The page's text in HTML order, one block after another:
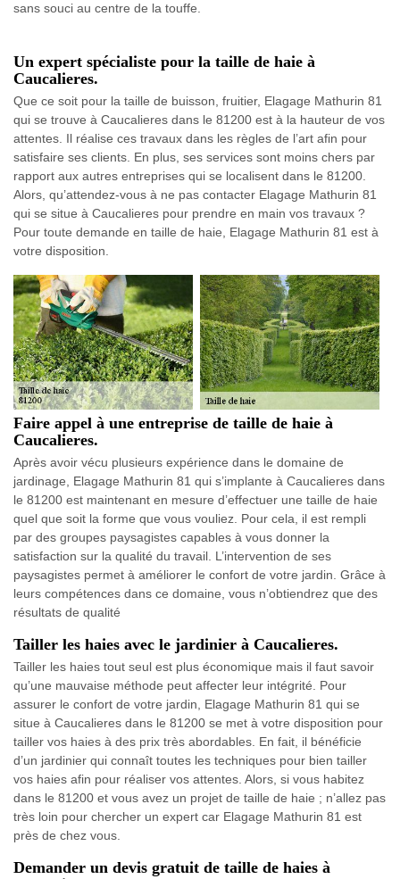
sans souci au centre de la touffe.
Un expert spécialiste pour la taille de haie à
Caucalieres.
Que ce soit pour la taille de buisson, fruitier, Elagage Mathurin 81
qui se trouve à Caucalieres dans le 81200 est à la hauteur de vos
attentes. Il réalise ces travaux dans les règles de l’art afin pour
satisfaire ses clients. En plus, ses services sont moins chers par
rapport aux autres entreprises qui se localisent dans le 81200.
Alors, qu’attendez-vous à ne pas contacter Elagage Mathurin 81
qui se situe à Caucalieres pour prendre en main vos travaux ?
Pour toute demande en taille de haie, Elagage Mathurin 81 est à
votre disposition.
Faire appel à une entreprise de taille de haie à
Caucalieres.
Après avoir vécu plusieurs expérience dans le domaine de
jardinage, Elagage Mathurin 81 qui s’implante à Caucalieres dans
le 81200 est maintenant en mesure d’effectuer une taille de haie
quel que soit la forme que vous vouliez. Pour cela, il est rempli
par des groupes paysagistes capables à vous donner la
satisfaction sur la qualité du travail. L’intervention de ses
paysagistes permet à améliorer le confort de votre jardin. Grâce à
leurs compétences dans ce domaine, vous n’obtiendrez que des
résultats de qualité
Tailler les haies avec le jardinier à Caucalieres.
Tailler les haies tout seul est plus économique mais il faut savoir
qu’une mauvaise méthode peut affecter leur intégrité. Pour
assurer le confort de votre jardin, Elagage Mathurin 81 qui se
situe à Caucalieres dans le 81200 se met à votre disposition pour
tailler vos haies à des prix très abordables. En fait, il bénéficie
d’un jardinier qui connaît toutes les techniques pour bien tailler
vos haies afin pour réaliser vos attentes. Alors, si vous habitez
dans le 81200 et vous avez un projet de taille de haie ; n’allez pas
très loin pour chercher un expert car Elagage Mathurin 81 est
près de chez vous.
Demander un devis gratuit de taille de haies à